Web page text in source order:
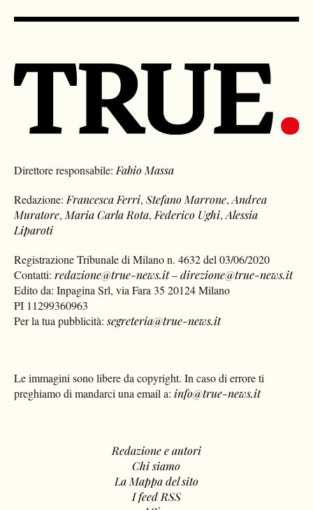
Direttore responsabile:Fabio Massa
Redazione:Francesca Ferri,Stefano Marrone,Andrea
Muratore,Maria Carla Rota,Federico Ughi,Alessia
Liparoti
Registrazione Tribunale di Milano n. 4632 del 03/06/2020
Contatti:redazione@true-news.it–direzione@true-news.it
Edito da: Inpagina Srl, via Fara 35 20124 Milano
PI 11299360963
Per la tua pubblicità:segreteria@true-news.it
Le immagini sono libere da copyright. In caso di errore ti
preghiamo di mandarci una email a: info@true-news.it
Redazione e autori
Chi siamo
La Mappa del sito
I feed RSS